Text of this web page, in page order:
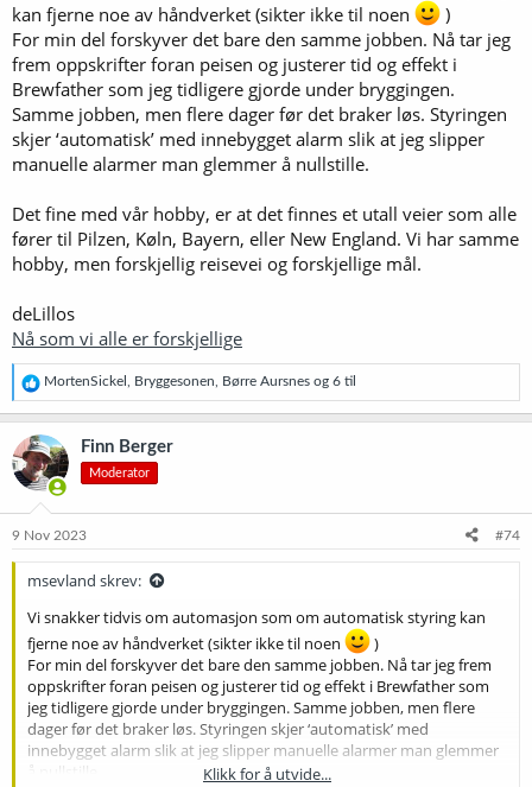
kan fjerne noe av håndverket (sikter ikke til noen
)
For min del forskyver det bare den samme jobben. Nå tar jeg
frem oppskrifter foran peisen og justerer tid og effekt i
Brewfather som jeg tidligere gjorde under bryggingen.
Samme jobben, men flere dager før det braker løs. Styringen
skjer ‘automatisk’ med innebygget alarm slik at jeg slipper
manuelle alarmer man glemmer å nullstille.
Det fine med vår hobby, er at det finnes et utall veier som alle
fører til Pilzen, Køln, Bayern, eller New England. Vi har samme
hobby, men forskjellig reisevei og forskjellige mål.
deLillos
Nå som vi alle er forskjellige
R
e
a
k
s
j
o
e
MortenSickel Bryggesonen Børre Aursnes og 6 til
Finn Berger
Moderator
9 Nov 2023 #74
msevland skrev:
Vi snakker tidvis om automasjon som om automatisk styring kan
fjerne noe av håndverket (sikter ikke til noen
)
For min del forskyver det bare den samme jobben. Nå tar jeg frem
oppskrifter foran peisen og justerer tid og effekt i Brewfather som
jeg tidligere gjorde under bryggingen. Samme jobben, men flere
dager før det braker løs. Styringen skjer ‘automatisk’ med
innebygget alarm slik at jeg slipper manuelle alarmer man glemmer
å nullstille.
Klikk for å utvide...